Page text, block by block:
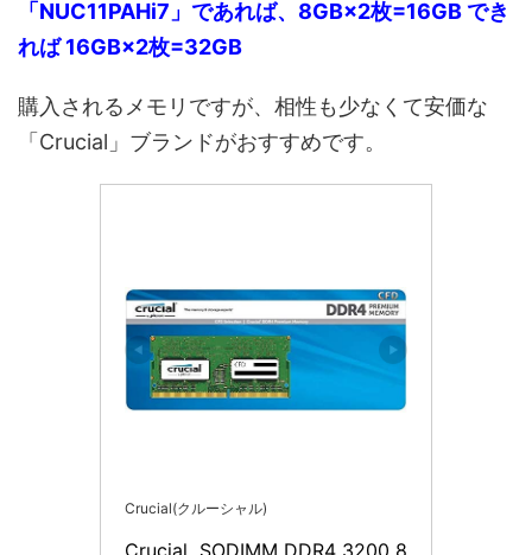
「NUC11PAHi7」であれば、8GB×2枚=16GB でき
れば 16GB×2枚=32GB
購入されるメモリですが、相性も少なくて安価な
「Crucial」ブランドがおすすめです。
Crucial(クルーシャル)
Crucial  SODIMM DDR4 3200 8